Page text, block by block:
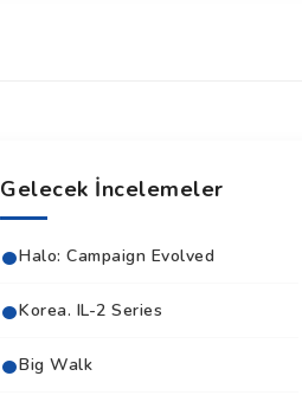
Gelecek İncelemeler
Halo: Campaign Evolved
Korea. IL-2 Series
Big Walk